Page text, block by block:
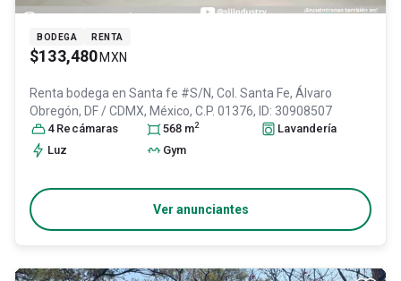
BODEGA RENTA
$133,480 MXN
Renta bodega en Santa fe #S/N, Col. Santa Fe, Álvaro
Obregón, DF / CDMX, México, C.P. 01376, ID: 30908507
4 Recámaras 568 m2
Lavandería
Luz
Gym
Ver anunciantes